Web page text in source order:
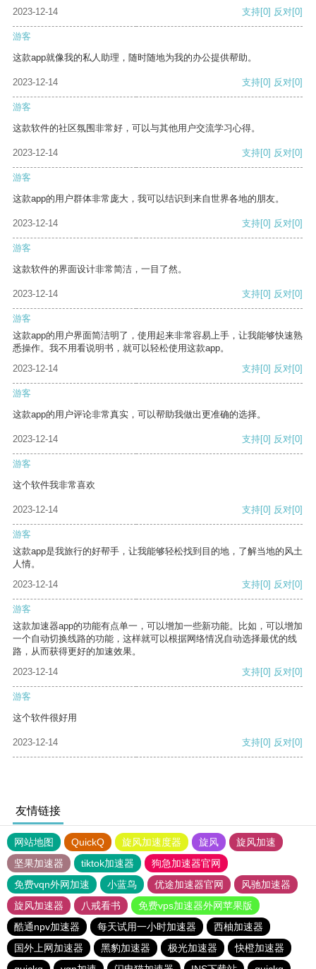
2023-12-14 支持[0] 反对[0]
游客
这款app就像我的私人助理，随时随地为我的办公提供帮助。
2023-12-14 支持[0] 反对[0]
游客
这款软件的社区氛围非常好，可以与其他用户交流学习心得。
2023-12-14 支持[0] 反对[0]
游客
这款app的用户群体非常庞大，我可以结识到来自世界各地的朋友。
2023-12-14 支持[0] 反对[0]
游客
这款软件的界面设计非常简洁，一目了然。
2023-12-14 支持[0] 反对[0]
游客
这款app的用户界面简洁明了，使用起来非常容易上手，让我能够快速熟
悉操作。我不用看说明书，就可以轻松使用这款app。
2023-12-14
支持[0] 反对[0]
游客
这款app的用户评论非常真实，可以帮助我做出更准确的选择。
2023-12-14 支持[0] 反对[0]
游客
这个软件我非常喜欢
2023-12-14 支持[0] 反对[0]
游客
这款app是我旅行的好帮手，让我能够轻松找到目的地，了解当地的风土
人情。
2023-12-14
支持[0] 反对[0]
游客
这款加速器app的功能有点单一，可以增加一些新功能。比如，可以增加
一个自动切换线路的功能，这样就可以根据网络情况自动选择最优的线
路，从而获得更好的加速效果。
2023-12-14
支持[0] 反对[0]
游客
这个软件很好用
2023-12-14 支持[0] 反对[0]
友情链接
网站地图 QuickQ 旋风加速度器 旋风
旋风加速
坚果加速器
tiktok加速器
狗急加速器官网
免费vqn外网加速
小蓝鸟 优途加速器官网
风驰加速器
旋风加速器
八戒看书
免费vps加速器外网苹果版
酷通npv加速器
每天试用一小时加速器
西柚加速器
国外上网加速器
黑豹加速器 极光加速器
快橙加速器